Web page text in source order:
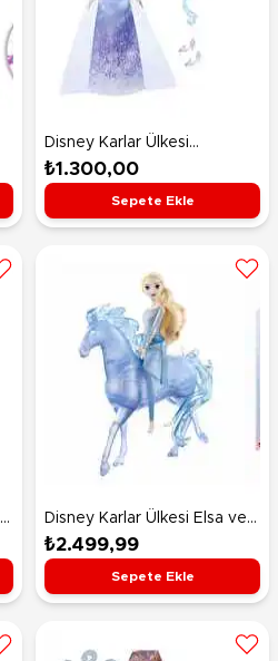
Disney Karlar Ülkesi
Eğlenceli Sürprizler Elsa
JBG59
₺1.300,00
Sepete Ekle
Disney Karlar Ülkesi Elsa ve
Güzel Atı Nokk HLW58
₺2.499,99
Sepete Ekle